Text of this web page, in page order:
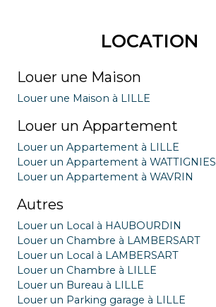
LOCATION
Louer une Maison
Louer une Maison à LILLE
Louer un Appartement
Louer un Appartement à LILLE
Louer un Appartement à WATTIGNIES
Louer un Appartement à WAVRIN
Autres
Louer un Local à HAUBOURDIN
Louer un Chambre à LAMBERSART
Louer un Local à LAMBERSART
Louer un Chambre à LILLE
Louer un Bureau à LILLE
Louer un Parking garage à LILLE